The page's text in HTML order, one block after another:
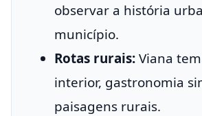
observar a história
município.
Rotas rurais:Viana
interior, gastronomia
paisagens rurais.